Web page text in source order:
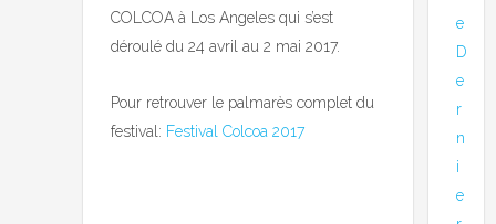
COLCOA à Los Angeles qui s’est
déroulé du 24 avril au 2 mai 2017.
Pour retrouver le palmarès complet du
festival: Festival Colcoa 2017
e
D
e
r
n
i
e